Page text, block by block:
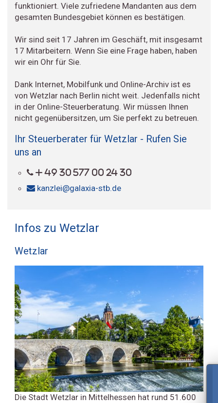
funktioniert. Viele zufriedene Mandanten aus dem
gesamten Bundesgebiet können es bestätigen.
Wir sind seit 17 Jahren im Geschäft, mit insgesamt
17 Mitarbeitern. Wenn Sie eine Frage haben, haben
wir ein Ohr für Sie.
Dank Internet, Mobilfunk und Online-Archiv ist es
von Wetzlar nach Berlin nicht weit. Jedenfalls nicht
in der Online-Steuerberatung. Wir müssen Ihnen
nicht gegenübersitzen, um Sie perfekt zu betreuen.
Ihr Steuerberater für Wetzlar - Rufen Sie
uns an
+ 49 30 577 00 24 30
kanzlei@galaxia-stb.de
Infos zu Wetzlar
Wetzlar
Die Stadt Wetzlar in Mittelhessen hat rund 51.600